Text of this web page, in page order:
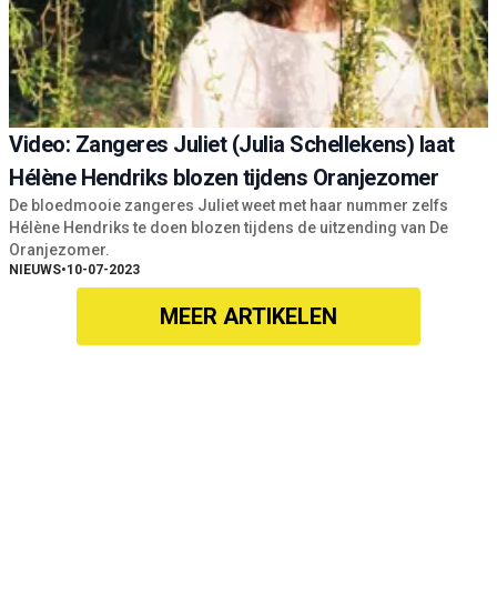
Video: Zangeres Juliet (Julia Schellekens) laat
Hélène Hendriks blozen tijdens Oranjezomer
De bloedmooie zangeres Juliet weet met haar nummer zelfs
Hélène Hendriks te doen blozen tijdens de uitzending van De
Oranjezomer.
NIEUWS•10-07-2023
MEER ARTIKELEN